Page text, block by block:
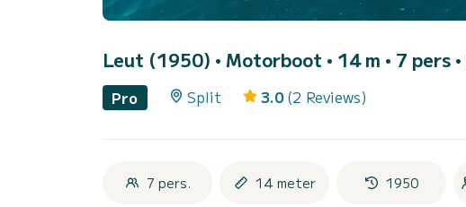
Leut (1950) • Motorboot • 14 m • 7 pers •
Pro Split 3.0 (2 Reviews)
7 pers. 14 meter 1950